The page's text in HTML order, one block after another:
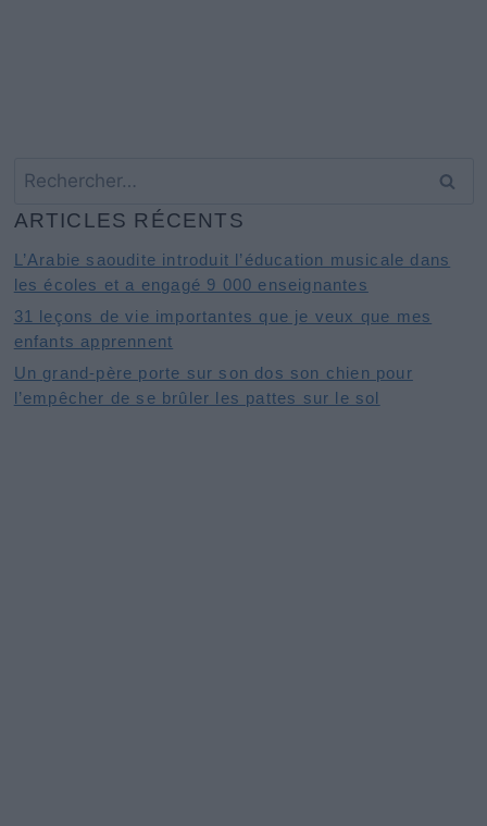
Rechercher :
ARTICLES RÉCENTS
L’Arabie saoudite introduit l’éducation musicale dans
les écoles et a engagé 9 000 enseignantes
31 leçons de vie importantes que je veux que mes
enfants apprennent
Un grand-père porte sur son dos son chien pour
l’empêcher de se brûler les pattes sur le sol